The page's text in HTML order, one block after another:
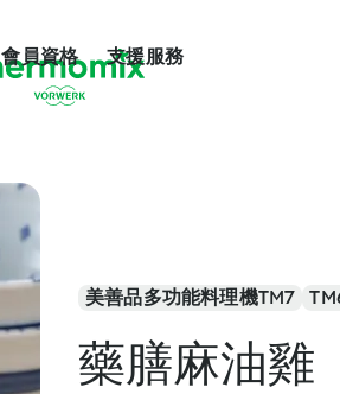
會員資格 支援服務
美善品多功能料理機TM7
藥膳麻油雞